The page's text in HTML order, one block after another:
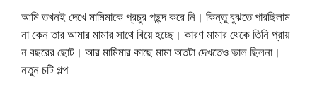
আমি তখনই দেখে মামিমাকে প্রচুর পছন্দ করে নি। কিন্তু বুঝতে পারছিলাম
না কেন তার আমার মামার সাথে বিয়ে হচ্ছে। কারণ মামার থেকে তিনি প্রায়
ন বছরের ছোট। আর মামিমার কাছে মামা অতটা দেখতেও ভাল ছিলনা।
নতুন চটি গল্প